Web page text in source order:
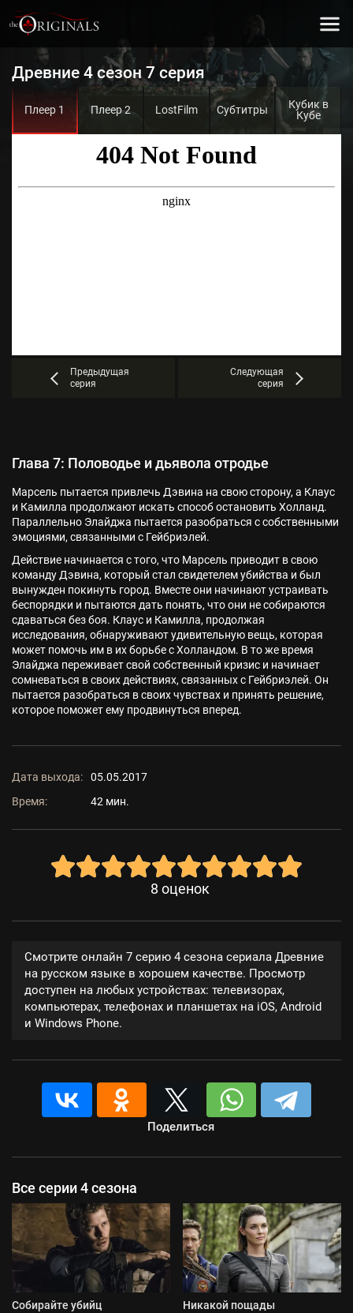
Древние 4 сезон 7 серия
Плеер 1 Плеер 2 LostFilm Субтитры
Кубик в
Кубе
Предыдущая
серия
Следующая
серия
Глава 7: Половодье и дьявола отродье
Марсель пытается привлечь Дэвина на свою сторону, а Клаус
и Камилла продолжают искать способ остановить Холланд.
Параллельно Элайджа пытается разобраться с собственными
эмоциями, связанными с Гейбриэлей.
Действие начинается с того, что Марсель приводит в свою
команду Дэвина, который стал свидетелем убийства и был
вынужден покинуть город. Вместе они начинают устраивать
беспорядки и пытаются дать понять, что они не собираются
сдаваться без боя. Клаус и Камилла, продолжая
исследования, обнаруживают удивительную вещь, которая
может помочь им в их борьбе с Холландом. В то же время
Элайджа переживает свой собственный кризис и начинает
сомневаться в своих действиях, связанных с Гейбриэлей. Он
пытается разобраться в своих чувствах и принять решение,
которое поможет ему продвинуться вперед.
Дата выхода:
05.05.2017
Время:
42 мин.
8 оценок
Смотрите онлайн 7 серию 4 сезона сериала Древние
на русском языке в хорошем качестве. Просмотр
доступен на любых устройствах: телевизорах,
компьютерах, телефонах и планшетах на iOS, Android
и Windows Phone.
Поделиться
Все серии 4 сезона
Собирайте убийц Никакой пощады